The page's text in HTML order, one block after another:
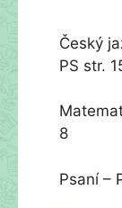
Český
PS str.
8
Psaní –